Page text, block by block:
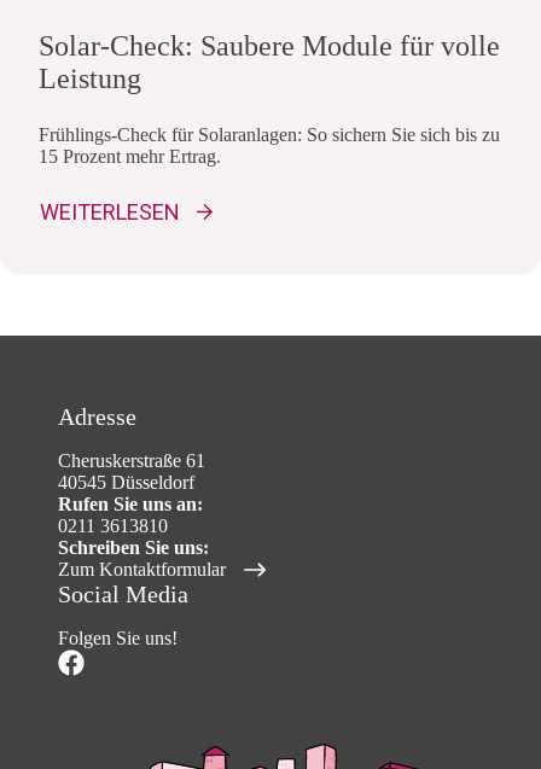
Solar-Check: Saubere Module für volle
Leistung
Frühlings-Check für Solaranlagen: So sichern Sie sich bis zu
15 Prozent mehr Ertrag.
WEITERLESEN
Adresse
Cheruskerstraße 61
40545 Düsseldorf
Rufen Sie uns an:
0211 3613810
Schreiben Sie uns:
Zum Kontaktformular
Social Media
Folgen Sie uns!